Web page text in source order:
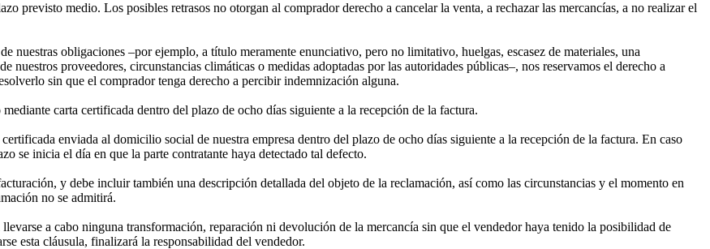
previsto medio. Los posibles retrasos no otorgan al comprador derecho a cancelar la venta, a rechazar las mercancías, a no realizar el
nuestras obligaciones –por ejemplo, a título meramente enunciativo, pero no limitativo, huelgas, escasez de materiales, una
nuestros proveedores, circunstancias climáticas o medidas adoptadas por las autoridades públicas–, nos reservamos el derecho a
sin que el comprador tenga derecho a percibir indemnización alguna.
carta certificada dentro del plazo de ocho días siguiente a la recepción de la factura.
enviada al domicilio social de nuestra empresa dentro del plazo de ocho días siguiente a la recepción de la factura. En caso
se inicia el día en que la parte contratante haya detectado tal defecto.
y debe incluir también una descripción detallada del objeto de la reclamación, así como las circunstancias y el momento en
no se admitirá.
a cabo ninguna transformación, reparación ni devolución de la mercancía sin que el vendedor haya tenido la posibilidad de
esta cláusula, finalizará la responsabilidad del vendedor.